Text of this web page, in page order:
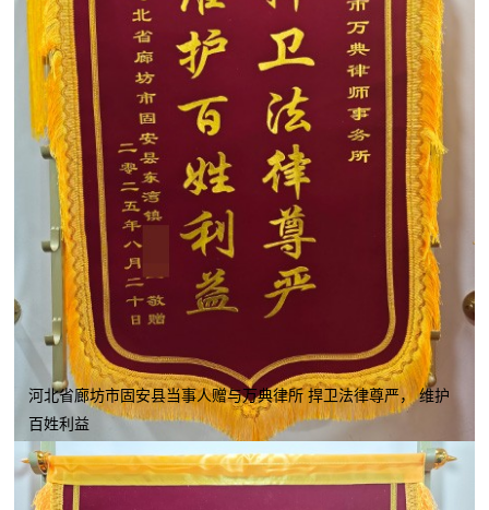
河北省廊坊市固安县当事人赠与万典律所 捍卫法律尊严， 维护
百姓利益